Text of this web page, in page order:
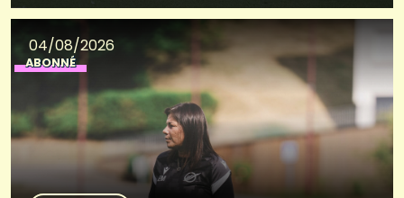
04/08/2026
ABONNÉ